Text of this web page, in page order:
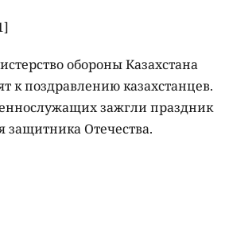
обороны Казахстана
к поздравлению казахстанцев.
зажгли праздник
защитника Отечества.